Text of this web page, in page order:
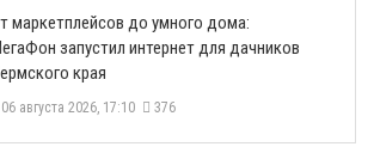
маркетплейсов до умного дома:
запустил интернет для дачников
края
06 августа 2026, 17:10 376